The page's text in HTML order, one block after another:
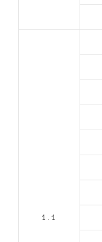
1.1